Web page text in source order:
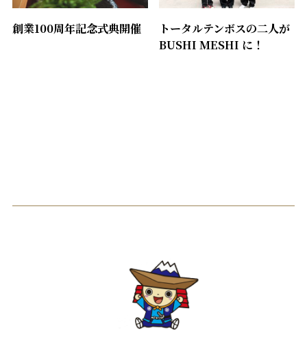
創業100周年記念式典開催
トータルテンボスの二人が
BUSHI MESHI に！